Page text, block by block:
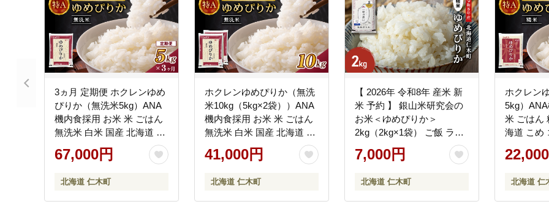
3ヵ月 定期便 ホクレンゆめ
ぴりか（無洗米5kg）ANA
機内食採用 お米 米 ごはん
無洗米 白米 国産 北海道 こ
め コメ [JA新おたる]
67,000円
北海道 仁木町
ホクレンゆめぴりか（無洗
米10kg（5kg×2袋））ANA
機内食採用 お米 米 ごはん
無洗米 白米 国産 北海道 こ
め コメ [JA新おたる]
41,000円
北海道 仁木町
【 2026年 令和8年 産米 新
米 予約 】 銀山米研究会の
お米＜ゆめぴりか＞
2kg（2kg×1袋） ご飯 ライ
ス 白米 精米 ブランド米 お
にぎり お弁当 北海道産 産
はん 昼ごはん [株式会社 松
原米穀]
7,000円
北海道 仁木町
ホクレン
5kg）
米 ごはん
海道 こめ
北海道 仁